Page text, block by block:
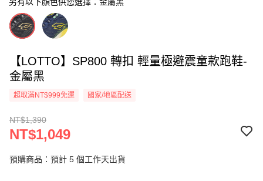
【LOTTO】SP800 轉扣 輕量極避震童款跑鞋-
金屬黑
超取滿NT$999免運 國家/地區配送
NT$1,390
NT$1,049
預購商品：預計 5 個工作天出貨